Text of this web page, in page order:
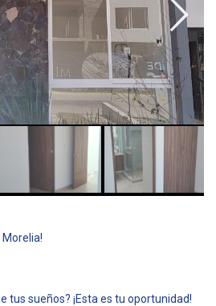
Morelia!
tus sueños? ¡Esta es tu oportunidad!